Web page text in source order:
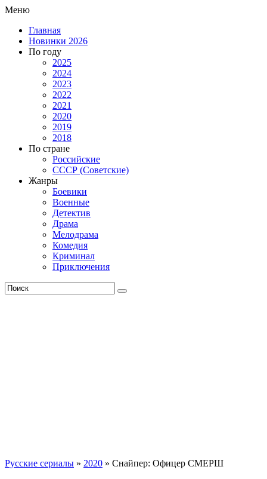
Меню
Главная
Новинки 2026
По году
2025
2024
2023
2022
2021
2020
2019
2018
По стране
Российские
СССР (Советские)
Жанры
Боевики
Военные
Детектив
Драма
Мелодрама
Комедия
Криминал
Приключения
Русские сериалы » 2020 » Снайпер: Офицер СМЕРШ